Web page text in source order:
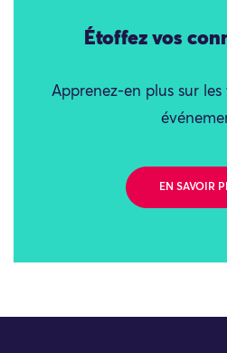
Étoffez vos
Apprenez-en plus sur
EN SAVOIR